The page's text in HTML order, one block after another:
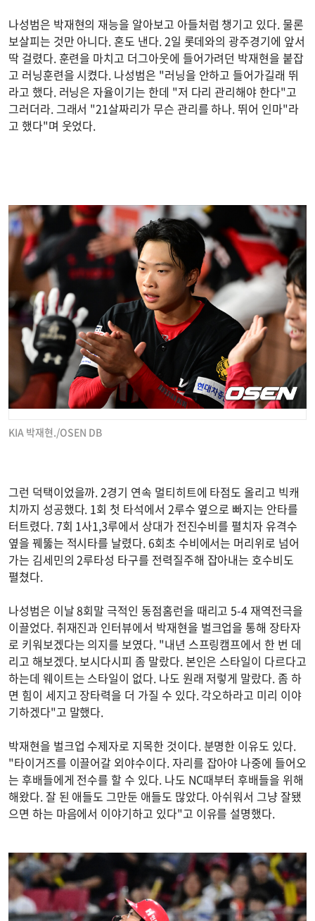
나성범은 박재현의 재능을 알아보고 아들처럼 챙기고 있다. 물론
보살피는 것만 아니다. 혼도 낸다. 2일 롯데와의 광주경기에 앞서
딱 걸렸다. 훈련을 마치고 더그아웃에 들어가려던 박재현을 붙잡
고 러닝훈련을 시켰다. 나성범은 "러닝을 안하고 들어가길래 뛰
라고 했다. 러닝은 자율이기는 한데 "저 다리 관리해야 한다"고
그러더라. 그래서 "21살짜리가 무슨 관리를 하나. 뛰어 인마"라
고 했다"며 웃었다.
KIA 박재현./OSEN DB
그런 덕택이었을까. 2경기 연속 멀티히트에 타점도 올리고 빅캐
치까지 성공했다. 1회 첫 타석에서 2루수 옆으로 빠지는 안타를
터트렸다. 7회 1사1,3루에서 상대가 전진수비를 펼치자 유격수
옆을 꿰뚫는 적시타를 날렸다. 6회초 수비에서는 머리위로 넘어
가는 김세민의 2루타성 타구를 전력질주해 잡아내는 호수비도
펼쳤다.
나성범은 이날 8회말 극적인 동점홈런을 때리고 5-4 재역전극을
이끌었다. 취재진과 인터뷰에서 박재현을 벌크업을 통해 장타자
로 키워보겠다는 의지를 보였다. "내년 스프링캠프에서 한 번 데
리고 해보겠다. 보시다시피 좀 말랐다. 본인은 스타일이 다르다고
하는데 웨이트는 스타일이 없다. 나도 원래 저렇게 말랐다. 좀 하
면 힘이 세지고 장타력을 더 가질 수 있다. 각오하라고 미리 이야
기하겠다"고 말했다.
박재현을 벌크업 수제자로 지목한 것이다. 분명한 이유도 있다.
"타이거즈를 이끌어갈 외야수이다. 자리를 잡아야 나중에 들어오
는 후배들에게 전수를 할 수 있다. 나도 NC때부터 후배들을 위해
해왔다. 잘 된 애들도 그만둔 애들도 많았다. 아쉬워서 그냥 잘됐
으면 하는 마음에서 이야기하고 있다"고 이유를 설명했다.